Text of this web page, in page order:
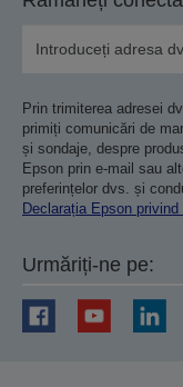
Prin trimiterea adresei
primiți comunicări de
și sondaje, despre
Epson prin e-mail sau
preferințelor dvs. și
Declarația Epson
Urmăriți-ne pe: